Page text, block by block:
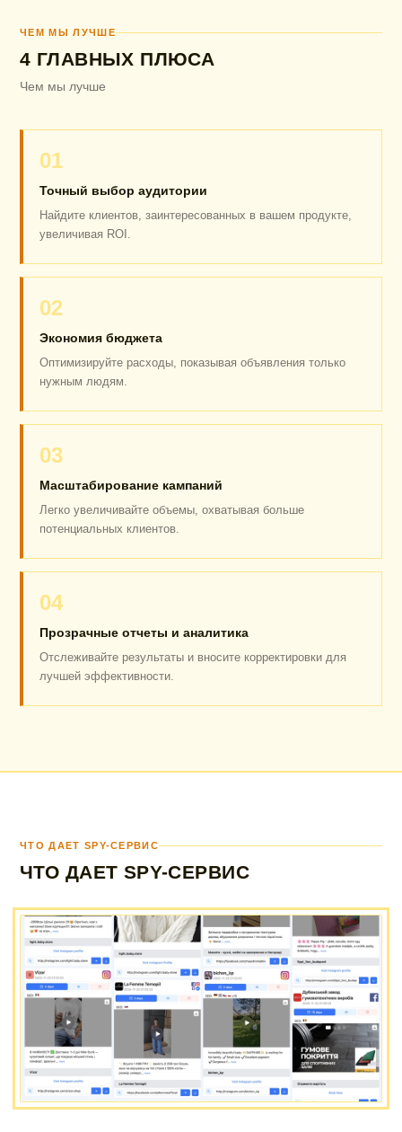
ЧЕМ МЫ ЛУЧШЕ
4 ГЛАВНЫХ ПЛЮСА
Чем мы лучше
01
Точный выбор аудитории
Найдите клиентов, заинтересованных в вашем продукте,
увеличивая ROI.
02
Экономия бюджета
Оптимизируйте расходы, показывая объявления только
нужным людям.
03
Масштабирование кампаний
Легко увеличивайте объемы, охватывая больше
потенциальных клиентов.
04
Прозрачные отчеты и аналитика
Отслеживайте результаты и вносите корректировки для
лучшей эффективности.
ЧТО ДАЕТ SPY-СЕРВИС
ЧТО ДАЕТ SPY-СЕРВИС